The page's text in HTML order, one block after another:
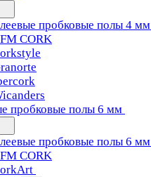
пробковые полы 4 мм
CORK
пробковые полы 6 мм
пробковые полы 6 мм
CORK